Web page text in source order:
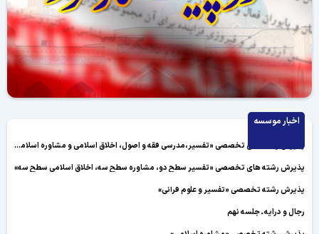
اخبار موسسه
پذیرش رشته های تخصصی «تفسیر،مدرسی فقه و اصول، اخلاق اسلامی و مشاوره اسلامی»
پذیرش رشته های تخصصی «تفسیر سطح دو، مشاوره سطح سه، اخلاق اسلامی سطح سه»
پذیرش رشته تخصصی «تفسیر و علوم قرآنی»
رجال و درایه ـ جلسه نهم